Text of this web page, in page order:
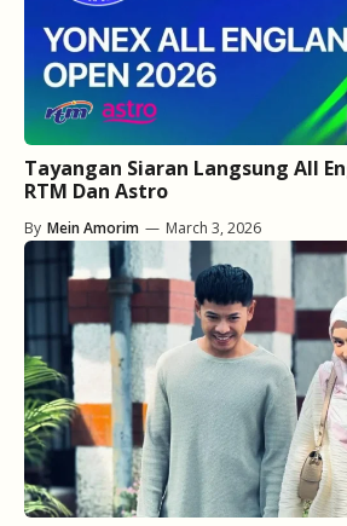
Tayangan Siaran Langsung All
RTM Dan Astro
By Mein Amorim — March 3, 2026